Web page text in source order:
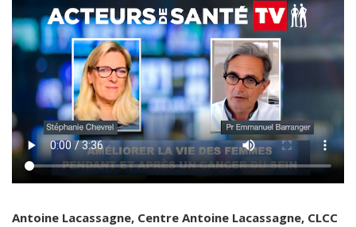
Antoine Lacassagne, Centre Antoine Lacassagne, CLCC